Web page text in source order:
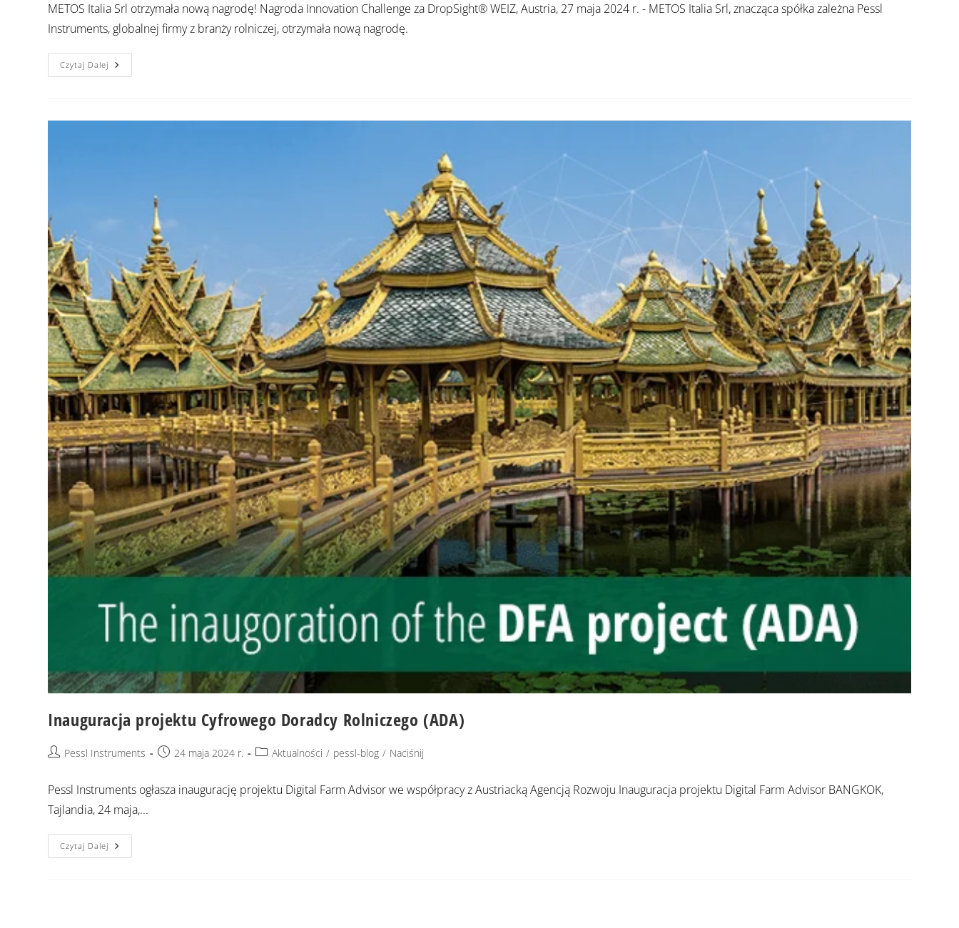
METOS Italia Srl otrzymała nową nagrodę! Nagroda Innovation Challenge za DropSight® WEIZ, Austria, 27 maja 2024 r. - METOS Italia Srl, znacząca spółka zależna Pessl
Instruments, globalnej firmy z branży rolniczej, otrzymała nową nagrodę.
Czytaj Dalej
Inauguracja projektu Cyfrowego Doradcy Rolniczego (ADA)
Pessl Instruments 24 maja 2024 r. Aktualności / pessl-blog / Naciśnij
Pessl Instruments ogłasza inaugurację projektu Digital Farm Advisor we współpracy z Austriacką Agencją Rozwoju Inauguracja projektu Digital Farm Advisor BANGKOK,
Tajlandia, 24 maja,...
Czytaj Dalej